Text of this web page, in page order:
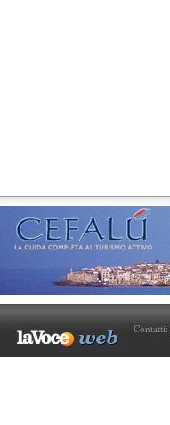
Contatti: